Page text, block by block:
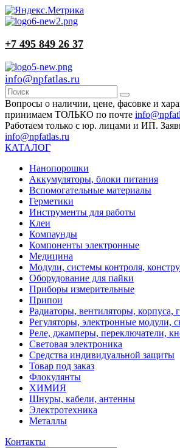
+7 495 849 26 37
info@npfatlas.ru
Вопросы о наличии, цене, фасовке и
принимаем ТОЛЬКО по почте
Работаем только с юр. лицами и ИП.
info@npfatlas.ru
КАТАЛОГ
Нанопорошки
Аккумуляторы, блоки питания
Вспомогательные материалы
Герметики
Инструменты для работы
Клеи
Компаунды
Компоненты электронные
Медицина
Модули, системы контроля,
Оборудование для пайки
Приборы измерительные
Припои
Радиаторы, вентиляторы, корпуса,
Регуляторы, электронные модули,
Реле, джамперы, переключатели,
Световая электроника
Средства индивидуальной защиты
Товар под заказ
Флокулянты
ХИМИЯ
Шнуры, кабели, антенны
Электротехника
Металлы
Контакты